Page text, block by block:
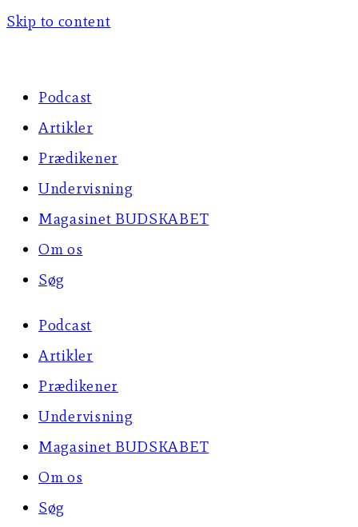
Skip to content
Podcast
Artikler
Prædikener
Undervisning
Magasinet BUDSKABET
Om os
Søg
Podcast
Artikler
Prædikener
Undervisning
Magasinet BUDSKABET
Om os
Søg